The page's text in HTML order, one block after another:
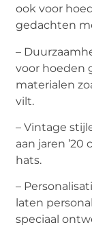
ook voor
gedachten
–
voor hoeden
materialen
vilt.
– Vintage
aan jaren ’20
hats.
–
laten
speciaal